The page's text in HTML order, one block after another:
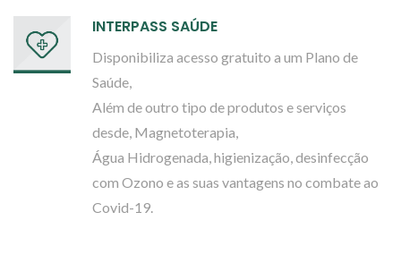
INTERPASS SAÚDE
Disponibiliza acesso gratuito a um Plano de
Saúde,
Além de outro tipo de produtos e serviços
desde, Magnetoterapia,
Água Hidrogenada, higienização, desinfecção
com Ozono e as suas vantagens no combate ao
Covid-19.